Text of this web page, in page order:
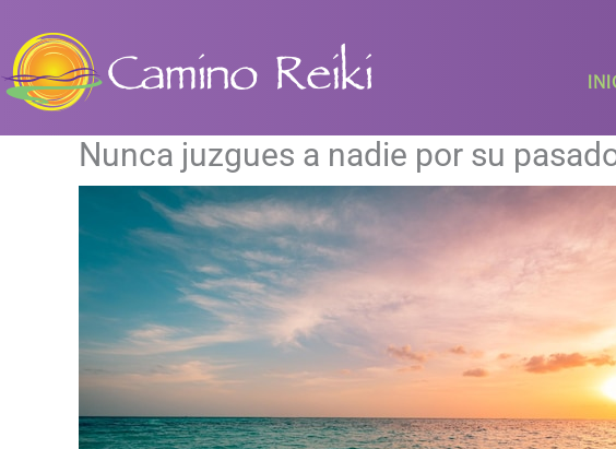
contenido
Nunca juzgues a nadie por su